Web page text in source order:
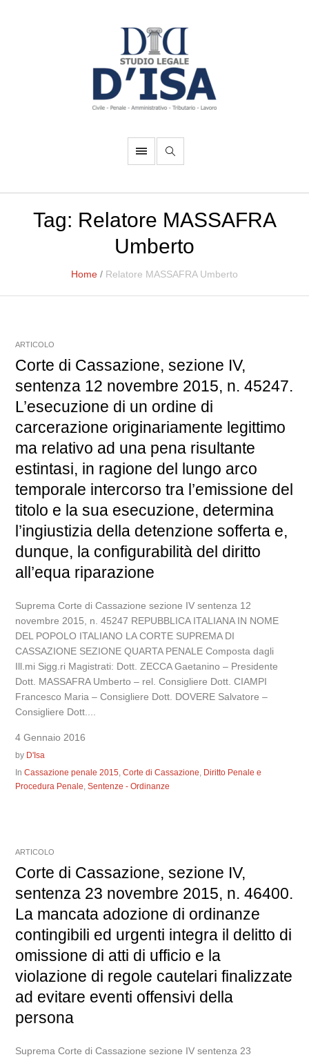
Tag: Relatore MASSAFRA
Umberto
Home / Relatore MASSAFRA Umberto
ARTICOLO
Corte di Cassazione, sezione IV,
sentenza 12 novembre 2015, n. 45247.
L’esecuzione di un ordine di
carcerazione originariamente legittimo
ma relativo ad una pena risultante
estintasi, in ragione del lungo arco
temporale intercorso tra l’emissione del
titolo e la sua esecuzione, determina
l’ingiustizia della detenzione sofferta e,
dunque, la configurabilità del diritto
all’equa riparazione
Suprema Corte di Cassazione sezione IV sentenza 12
novembre 2015, n. 45247 REPUBBLICA ITALIANA IN NOME
DEL POPOLO ITALIANO LA CORTE SUPREMA DI
CASSAZIONE SEZIONE QUARTA PENALE Composta dagli
Ill.mi Sigg.ri Magistrati: Dott. ZECCA Gaetanino – Presidente
Dott. MASSAFRA Umberto – rel. Consigliere Dott. CIAMPI
Francesco Maria – Consigliere Dott. DOVERE Salvatore –
Consigliere Dott....
4 Gennaio 2016
by D'Isa
InCassazione penale 2015,Corte di Cassazione, Diritto Penale e
Procedura Penale,Sentenze - Ordinanze
ARTICOLO
Corte di Cassazione, sezione IV,
sentenza 23 novembre 2015, n. 46400.
La mancata adozione di ordinanze
contingibili ed urgenti integra il delitto di
omissione di atti di ufficio e la
violazione di regole cautelari finalizzate
ad evitare eventi offensivi della
persona
Suprema Corte di Cassazione sezione IV sentenza 23